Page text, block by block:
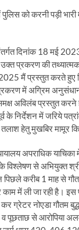
पुलिस को करनी पड़ी
दिनांक 18 मई 2023
उक्त प्रकरण की
मैं प्रस्तुत करते हुए
में अग्रिम अनुसंधान
अविलंब प्रस्तुत
के निर्देशन में
तलाश हेतु मुखबिर मामूर
अपराधिक याचिका में
विश्लेषण से अभियुक्त
करीब 1 माह से
काम में ली जा रही है।
ग्रेटर नोएडा गौतम
पूछताछ से आरोपिया